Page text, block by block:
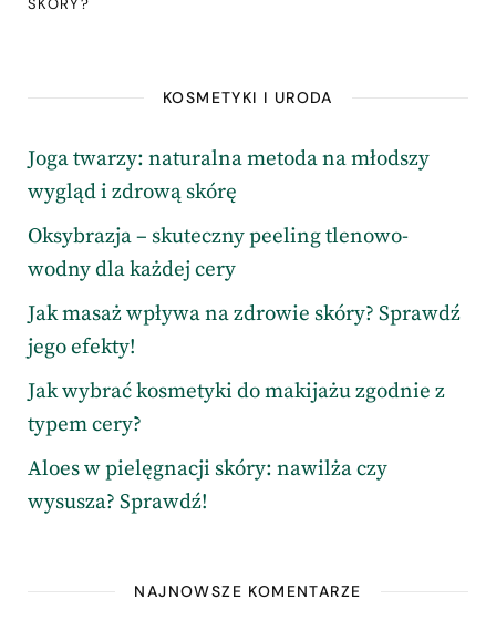
KOSMETYKI I URODA
Joga twarzy: naturalna metoda na młodszy
wygląd i zdrową skórę
Oksybrazja – skuteczny peeling tlenowo-
wodny dla każdej cery
Jak masaż wpływa na zdrowie skóry? Sprawdź
jego efekty!
Jak wybrać kosmetyki do makijażu zgodnie z
typem cery?
Aloes w pielęgnacji skóry: nawilża czy
wysusza? Sprawdź!
NAJNOWSZE KOMENTARZE